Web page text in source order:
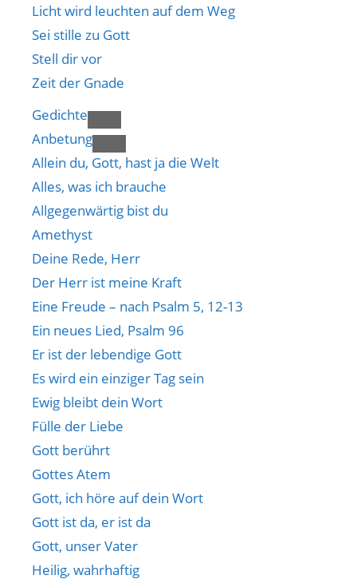
Licht wird leuchten auf dem Weg
Sei stille zu Gott
Stell dir vor
Zeit der Gnade
Gedichte
Anbetung
Allein du, Gott, hast ja die Welt
Alles, was ich brauche
Allgegenwärtig bist du
Amethyst
Deine Rede, Herr
Der Herr ist meine Kraft
Eine Freude – nach Psalm 5, 12-13
Ein neues Lied, Psalm 96
Er ist der lebendige Gott
Es wird ein einziger Tag sein
Ewig bleibt dein Wort
Fülle der Liebe
Gott berührt
Gottes Atem
Gott, ich höre auf dein Wort
Gott ist da, er ist da
Gott, unser Vater
Heilig, wahrhaftig